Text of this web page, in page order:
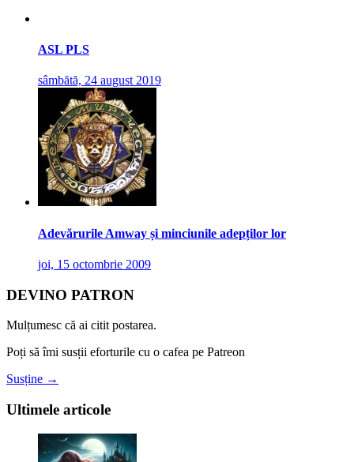
ASL PLS
sâmbătă, 24 august 2019
Adevărurile Amway și minciunile adepților lor
joi, 15 octombrie 2009
DEVINO PATRON
Mulțumesc că ai citit postarea.
Poți să îmi susții eforturile cu o cafea pe Patreon
Susține →
Ultimele articole